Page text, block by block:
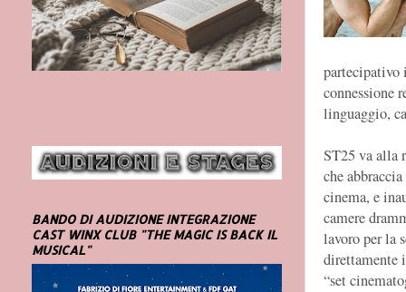
partecipativo
connessione
linguaggio,
ST25 va alla
che
cinema, e
camere
lavoro per la
direttamente
“set
BANDO DI AUDIZIONE INTEGRAZIONE
CAST WINX CLUB "THE MAGIC IS BACK IL
MUSICAL"